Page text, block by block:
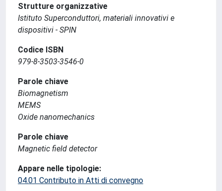
Strutture organizzative
Istituto Superconduttori, materiali innovativi e
dispositivi - SPIN
Codice ISBN
979-8-3503-3546-0
Parole chiave
Biomagnetism
MEMS
Oxide nanomechanics
Parole chiave
Magnetic field detector
Appare nelle tipologie:
04.01 Contributo in Atti di convegno